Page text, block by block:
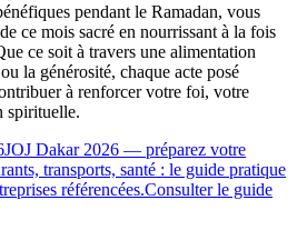
pendant le Ramadan, vous
ce mois sacré en nourrissant à la fois
ce soit à travers une alimentation
la générosité, chaque acte posé
à renforcer votre foi, votre
spirituelle.
JOJ Dakar 2026 — préparez votre
transports, santé : le guide pratique
référencées.Consulter le guide